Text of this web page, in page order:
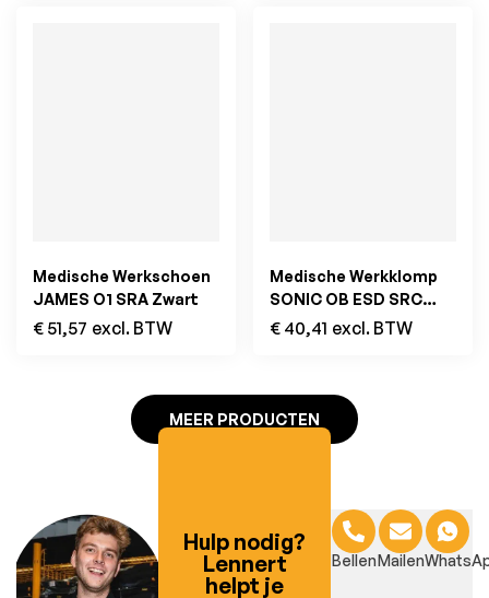
Medische Werkschoen
JAMES O1 SRA Zwart
€ 51,57 excl. BTW
Medische Werkklomp
SONIC OB ESD SRC
Navy
€ 40,41 excl. BTW
MEER PRODUCTEN
Hulp nodig?
Lennert
helpt je
BellenMailen